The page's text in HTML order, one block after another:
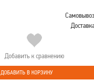
Добавить к сравнению
ДОБАВИТЬ В КОРЗИНУ